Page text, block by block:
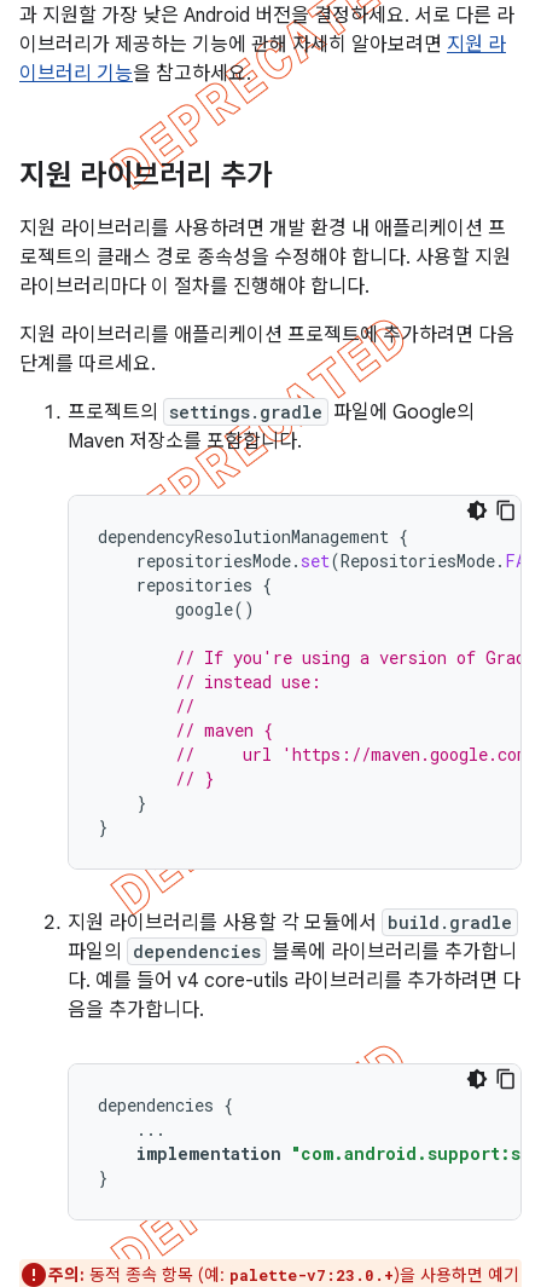
과 지원할 가장 낮은 Android 버전을 결정하세요. 서로 다른 라
이브러리가 제공하는 기능에 관해 자세히 알아보려면 지원 라
이브러리 기능을 참고하세요.
지원 라이브러리 추가
지원 라이브러리를 사용하려면 개발 환경 내 애플리케이션 프
로젝트의 클래스 경로 종속성을 수정해야 합니다. 사용할 지원
라이브러리마다 이 절차를 진행해야 합니다.
지원 라이브러리를 애플리케이션 프로젝트에 추가하려면 다음
단계를 따르세요.
프로젝트의
settings.gradle 파일에 Google의
Maven 저장소를 포함합니다.
dependencyResolutionManagement {
repositoriesMode. set(RepositoriesMode.
repositories {
google()
// If you're using a version of
// instead use:
//
// maven {
//     url 'https://maven.google.com'
// }
}
}
지원 라이브러리를 사용할 각 모듈에서 build.gradle
파일의 dependencies 블록에 라이브러리를 추가합니
다. 예를 들어 v4 core-utils 라이브러리를 추가하려면 다
음을 추가합니다.
dependencies {
...
implementation
}
주의: 동적 종속 항목 (예: palette-v7:23.0.+)을 사용하면 예기